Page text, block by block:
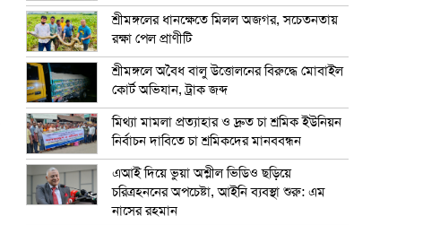
শ্রীমঙ্গলের ধানক্ষেতে মিলল অজগর, সচেতনতায়
রক্ষা পেল প্রাণীটি
শ্রীমঙ্গলে অবৈধ বালু উত্তোলনের বিরুদ্ধে মোবাইল
কোর্ট অভিযান, ট্রাক জব্দ
মিথ্যা মামলা প্রত্যাহার ও দ্রুত চা শ্রমিক ইউনিয়ন
নির্বাচন দাবিতে চা শ্রমিকদের মানববন্ধন
এআই দিয়ে ভুয়া অশ্লীল ভিডিও ছড়িয়ে
চরিত্রহননের অপচেষ্টা, আইনি ব্যবস্থা শুরু: এম
নাসের রহমান